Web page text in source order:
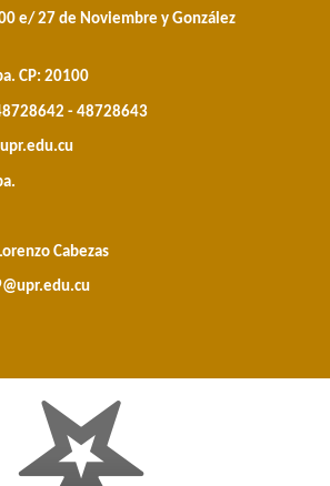
e/ 27 de Noviembre y González
CP: 20100
- 48728643
Cabezas